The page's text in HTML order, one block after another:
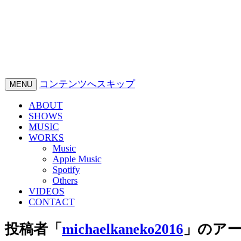
MENU コンテンツへスキップ
ABOUT
SHOWS
MUSIC
WORKS
Music
Apple Music
Spotify
Others
VIDEOS
CONTACT
投稿者「 michaelkaneko2016 」のア